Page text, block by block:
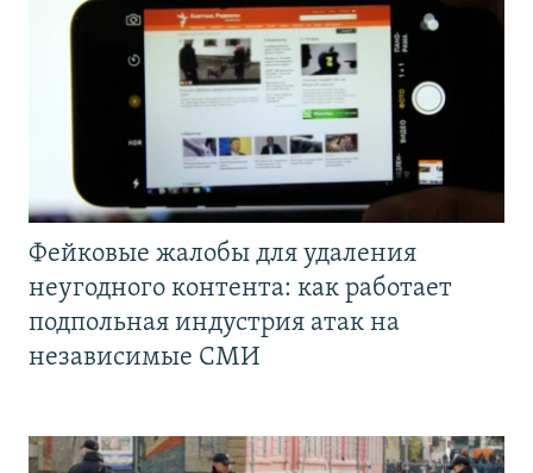
Фейковые жалобы для удаления
неугодного контента: как работает
подпольная индустрия атак на
независимые СМИ